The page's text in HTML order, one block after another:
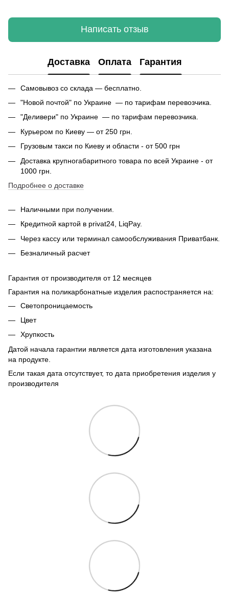
Написать отзыв
Доставка Оплата Гарантия
Самовывоз со склада — бесплатно.
"Новой почтой" по Украине — по тарифам перевозчика.
"Деливери" по Украине — по тарифам перевозчика.
Курьером по Киеву — от 250 грн.
Грузовым такси по Киеву и области - от 500 грн
Доставка крупногабаритного товара по всей Украине - от
1000 грн.
Подробнее о доставке
Наличными при получении.
Кредитной картой в privat24, LiqPay.
Через кассу или терминал самообслуживания Приватбанк.
Безналичный расчет
Гарантия от производителя от 12 месяцев
Гарантия на поликарбонатные изделия распостраняется на:
Светопроницаемость
Цвет
Хрупкость
Датой начала гарантии является дата изготовления указана
на продукте.
Если такая дата отсутствует, то дата приобретения изделия у
производителя